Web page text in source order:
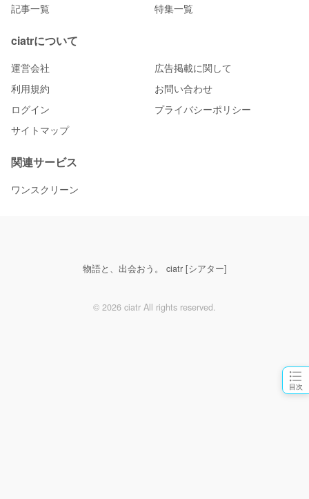
目次
記事一覧 特集一覧
ciatrについて
運営会社
広告掲載に関して
利用規約
お問い合わせ
ログイン
プライバシーポリシー
サイトマップ
関連サービス
ワンスクリーン
物語と、出会おう。 ciatr [シアター]
© 2026 ciatr All rights reserved.